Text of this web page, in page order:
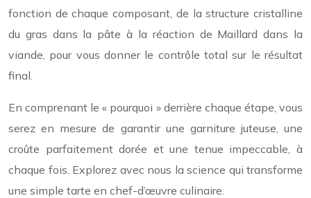
fonction de chaque composant, de la structure cristalline
du gras dans la pâte à la réaction de Maillard dans la
viande, pour vous donner le contrôle total sur le résultat
final.
En comprenant le « pourquoi » derrière chaque étape, vous
serez en mesure de garantir une garniture juteuse, une
croûte parfaitement dorée et une tenue impeccable, à
chaque fois. Explorez avec nous la science qui transforme
une simple tarte en chef-d’œuvre culinaire.